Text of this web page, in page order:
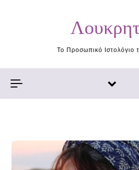
Το Προσωπικό Ιστολόγιο